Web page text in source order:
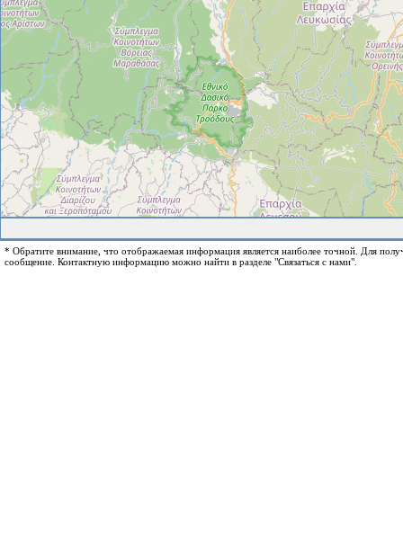
* Обратите внимание, что отображаемая информация является наиболее точной. Для
сообщение. Контактную информацию можно найти в разделе "Связаться с нами".